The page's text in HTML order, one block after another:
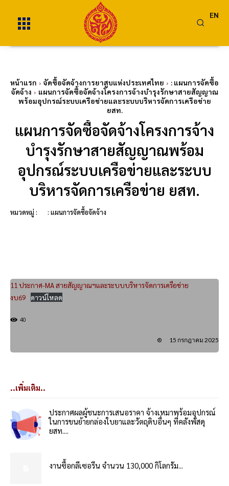
EN
หน้าแรก จัดซื้อจัดจ้างการยาสูบแห่งประเทศไทย
: แผนการจัดซื้อ
จัดจ้าง
แผนการจัดซื้อจัดจ้างโครงการจ้างบำรุงรักษาสายสัญญาณ
พร้อมอุปกรณ์ระบบเครือข่ายและระบบบริหารจัดการเครือข่าย
ยสท.
แผนการจัดซื้อจัดจ้างโครงการจ้าง
บำรุงรักษาสายสัญญาณพร้อม
อุปกรณ์ระบบเครือข่ายและระบบ
บริหารจัดการเครือข่าย ยสท.
หมวดหมู่ : : แผนการจัดซื้อจัดจ้าง
11 ประกาศ-MA สายสัญญาณฯและระบบบริหารจัดการเครือข่าย
งบ69
ดาวน์โหลด
40
15 กรกฎาคม 2025
..เพิ่มเติม..
ประกาศผลผู้ชนะการเสนอราคา จ้างเหมาพร้อมอุปกรณ์
ในการขนย้ายกล่องใบยาและวัตถุดิบอื่นๆ ที่คลังพัสดุ
ยสท....
งานซื้อกลีเซอรีน จำนวน 130,000 กิโลกรัม...